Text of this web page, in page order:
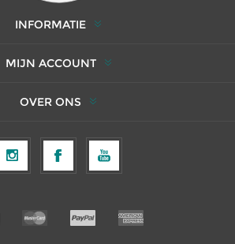
INFORMATIE
MIJN ACCOUNT
OVER ONS